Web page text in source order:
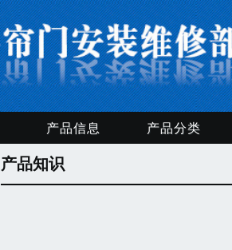
产品信息 产品分类
产品知识